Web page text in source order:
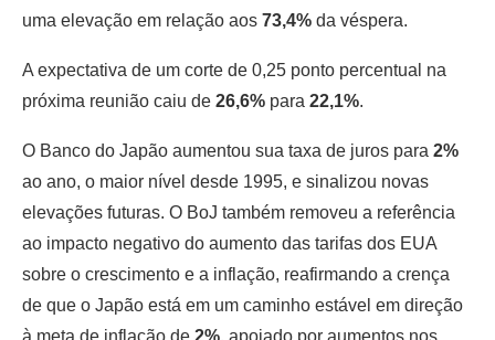
uma elevação em relação aos 73,4% da véspera.
A expectativa de um corte de 0,25 ponto percentual na
próxima reunião caiu de 26,6% para 22,1%.
O Banco do Japão aumentou sua taxa de juros para 2%
ao ano, o maior nível desde 1995, e sinalizou novas
elevações futuras. O BoJ também removeu a referência
ao impacto negativo do aumento das tarifas dos EUA
sobre o crescimento e a inflação, reafirmando a crença
de que o Japão está em um caminho estável em direção
à meta de inflação de 2%, apoiado por aumentos nos